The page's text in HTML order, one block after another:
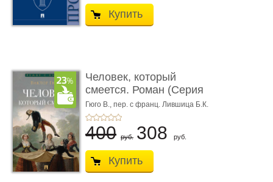
Купить
Человек, который
смеется. Роман (Серия
«Роман с ...
Гюго В., пер. с франц. Лившица Б.К.
400 руб. 308 руб.
Купить